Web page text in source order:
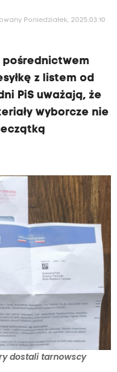
Poniedziałek, 2025.03.10
pośrednictwem
z listem od
PiS uważają, że
wyborcze nie
dostali tarnowscy